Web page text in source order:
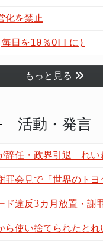
化を禁止
日を10％OFFに)
もっと見る
活動・発言
辞任・政界引退 れ
罪会見で「世界のト
ド違反3カ月放置・
ら使い捨てられたと